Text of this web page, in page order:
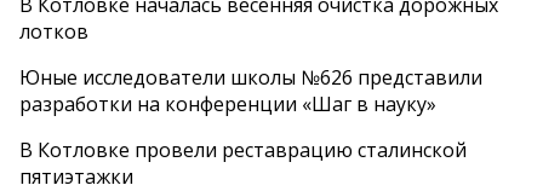
лотков
Юные исследователи школы №626 представили
разработки на конференции «Шаг в науку»
В Котловке провели реставрацию сталинской
пятиэтажки